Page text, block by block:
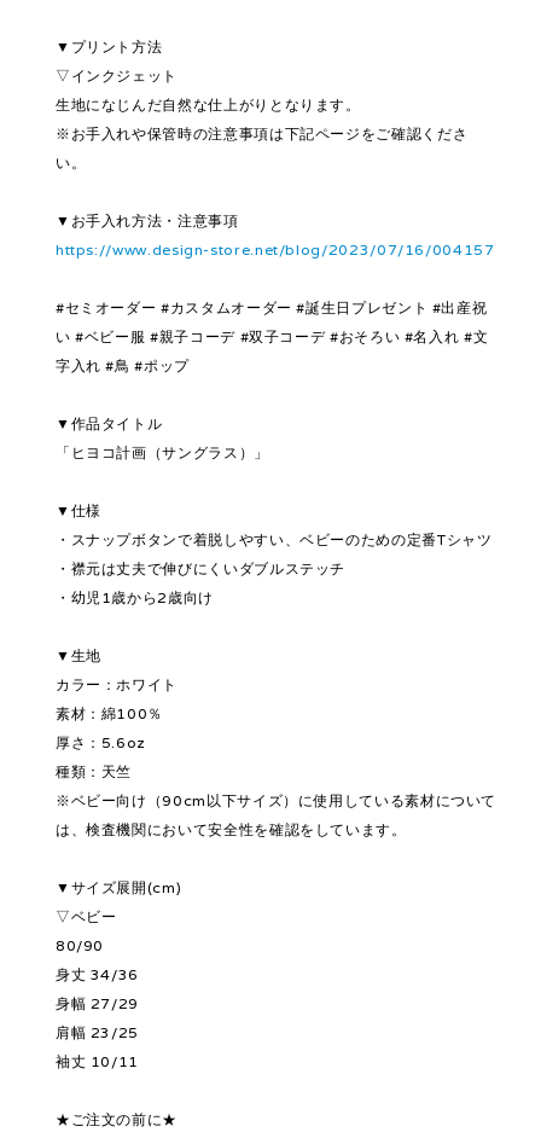
▼プリント方法
▽インクジェット
生地になじんだ自然な仕上がりとなります。
※お手入れや保管時の注意事項は下記ページをご確認くださ
い。
▼お手入れ方法・注意事項
https://www.design-store.net/blog/2023/07/16/004157
#セミオーダー #カスタムオーダー #誕生日プレゼント #出産祝
い #ベビー服 #親子コーデ #双子コーデ #おそろい #名入れ #文
字入れ #鳥 #ポップ
▼作品タイトル
「ヒヨコ計画（サングラス）」
▼仕様
・スナップボタンで着脱しやすい、ベビーのための定番Tシャツ
・襟元は丈夫で伸びにくいダブルステッチ
・幼児1歳から2歳向け
▼生地
カラー：ホワイト
素材：綿100％
厚さ：5.6oz
種類：天竺
※ベビー向け（90cm以下サイズ）に使用している素材について
は、検査機関において安全性を確認をしています。
▼サイズ展開(cm)
▽ベビー
80/90
身丈 34/36
身幅 27/29
肩幅 23/25
袖丈 10/11
★ご注文の前に★